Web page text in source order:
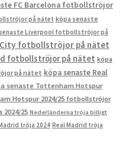
FC Barcelona fotbollströjor
på nätet köpa senaste
Liverpool fotbollströjor på
City fotbollströjor på nätet
fotbollströjor på nätet köpa
på nätet köpa senaste Real
senaste Tottenham Hotspur
Hotspur 2024/25 fotbollströjor
25 Nederländerna tröja billigt
tröja 2024 Real Madrid tröja